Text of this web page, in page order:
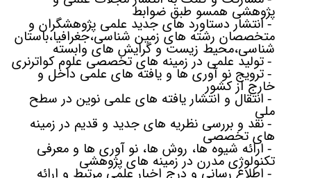
پژوهشی همسو طبق ضوابط
-انتشار دستاورد های جدید علمی پژوهشگران و
متخصصان رشته های زمین شناسی،جغرافیا،باستان
شناسی،محیط زیست و گرایش های وابسته
- تولید علمی در زمینه های تخصصی علوم کواترنری
- ترویج نو آوری ها و یافته های علمی داخل و
خارج از کشور
- انتقال و انتشار یافته های علمی نوین در سطح
ملی
- نقد و بررسی نظریه های جدید و قدیم در زمینه
های تخصصی
- ارائه شیوه ها، روش ها، نو آوری ها و معرفی
تکنولوژی مدرن در زمینه های پژوهشی
-